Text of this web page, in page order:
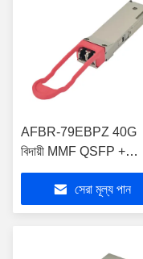
AFBR-79EBPZ 40G
বিদায়ী MMF QSFP +
অপটিক্যাল ট্রান্সসিভার মডিউল
সেরা মূল্য পান